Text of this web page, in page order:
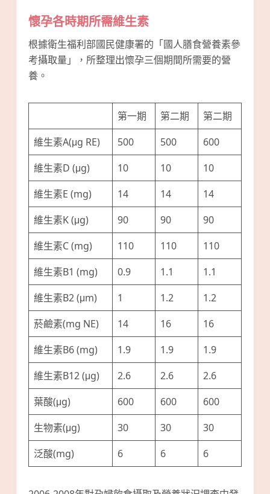
懷孕各時期所需維生素
根據衛生福利部國民健康署的「國人膳食營養素參
考攝取量」，所整理出懷孕三個期間所需要的營
養。
第一期 第二期
第二期
維生素A(μg RE)
500 500
600
維生素D (μg)
10 10
10
維生素E (mg)
14 14
14
維生素K (μg)
90 90
90
維生素C (mg)
110 110
110
維生素B1 (mg)
0.9 1.1
1.1
維生素B2 (μm)
1 1.2
1.2
菸鹼素(mg NE)
14 16
16
維生素B6 (mg)
1.9 1.9
1.9
維生素B12 (μg)
2.6 2.6
2.6
葉酸(μg)
600 600
600
生物素(μg)
30 30
30
泛酸(mg)
6 6 6